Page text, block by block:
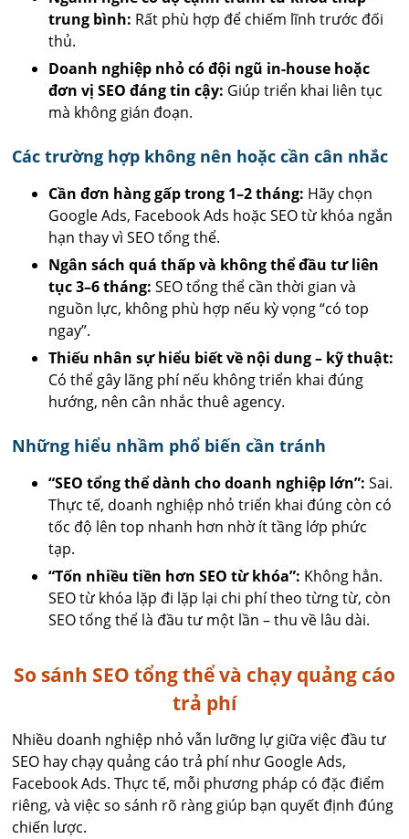
trung bình: Rất phù hợp để chiếm lĩnh trước đối
thủ.
Doanh nghiệp nhỏ có đội ngũ in-house hoặc
đơn vị SEO đáng tin cậy: Giúp triển khai liên tục
mà không gián đoạn.
Các trường hợp không nên hoặc cần cân nhắc
Cần đơn hàng gấp trong 1–2 tháng: Hãy chọn
Google Ads, Facebook Ads hoặc SEO từ khóa ngắn
hạn thay vì SEO tổng thể.
Ngân sách quá thấp và không thể đầu tư liên
tục 3–6 tháng: SEO tổng thể cần thời gian và
nguồn lực, không phù hợp nếu kỳ vọng “có top
ngay”.
Thiếu nhân sự hiểu biết về nội dung – kỹ thuật:
Có thể gây lãng phí nếu không triển khai đúng
hướng, nên cân nhắc thuê agency.
Những hiểu nhầm phổ biến cần tránh
“SEO tổng thể dành cho doanh nghiệp lớn”: Sai.
Thực tế, doanh nghiệp nhỏ triển khai đúng còn có
tốc độ lên top nhanh hơn nhờ ít tầng lớp phức
tạp.
“Tốn nhiều tiền hơn SEO từ khóa”: Không hẳn.
SEO từ khóa lặp đi lặp lại chi phí theo từng từ, còn
SEO tổng thể là đầu tư một lần – thu về lâu dài.
So sánh SEO tổng thể và chạy quảng cáo
trả phí
Nhiều doanh nghiệp nhỏ vẫn lưỡng lự giữa việc đầu tư
SEO hay chạy quảng cáo trả phí như Google Ads,
Facebook Ads. Thực tế, mỗi phương pháp có đặc điểm
riêng, và việc so sánh rõ ràng giúp bạn quyết định đúng
chiến lược.